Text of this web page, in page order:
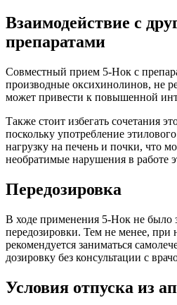
Взаимодействие с
препаратами
Совместный прием 5-Нок с
производные оксихинолинов, не
может привести к повышенной
Также стоит избегать сочетания
поскольку употребление
нагрузку на печень и почки, что
необратимые нарушения в работе
Передозировка
В ходе применения 5-Нок не было
передозировки. Тем не менее, при
рекомендуется заниматься
дозировку без консультации с
Условия отпуска из